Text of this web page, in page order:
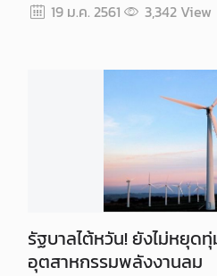
19 ม.ค. 2561 3,342View
รัฐบาลไต้หวัน! ยังไม่หยุ
อุตสาหกรรมพลังงานลม